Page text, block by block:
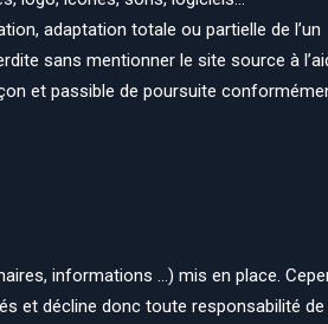
adaptation totale ou partielle de l’un
sans mentionner le site source à
et passible de poursuite
informations …) mis en place.
et décline donc toute responsabilité